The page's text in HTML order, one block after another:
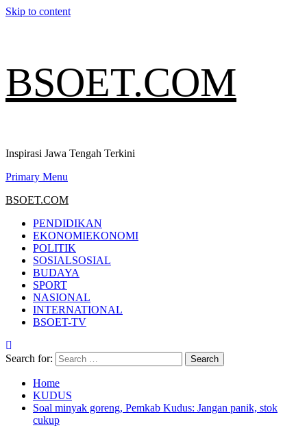
Skip to content
BSOET.COM
Inspirasi Jawa Tengah Terkini
Primary Menu
BSOET.COM
PENDIDIKAN
EKONOMIEKONOMI
POLITIK
SOSIALSOSIAL
BUDAYA
SPORT
NASIONAL
INTERNATIONAL
BSOET-TV
Search for:
Home
KUDUS
Soal minyak goreng, Pemkab Kudus: Jangan panik, stok
cukup